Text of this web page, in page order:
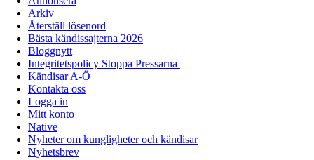
Arkiv
Återställ lösenord
Bästa kändissajterna 2026
Bloggnytt
Integritetspolicy Stoppa Pressarna
Kändisar A-Ö
Kontakta oss
Logga in
Mitt konto
Native
Nyheter om kungligheter och kändisar
Nyhetsbrev